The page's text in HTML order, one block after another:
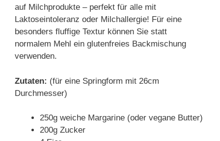
auf Milchprodukte – perfekt für alle mit
Laktoseintoleranz oder Milchallergie! Für eine
besonders fluffige Textur können Sie statt
normalem Mehl ein glutenfreies Backmischung
verwenden.
Zutaten: (für eine Springform mit 26cm
Durchmesser)
250g weiche Margarine (oder vegane Butter)
200g Zucker